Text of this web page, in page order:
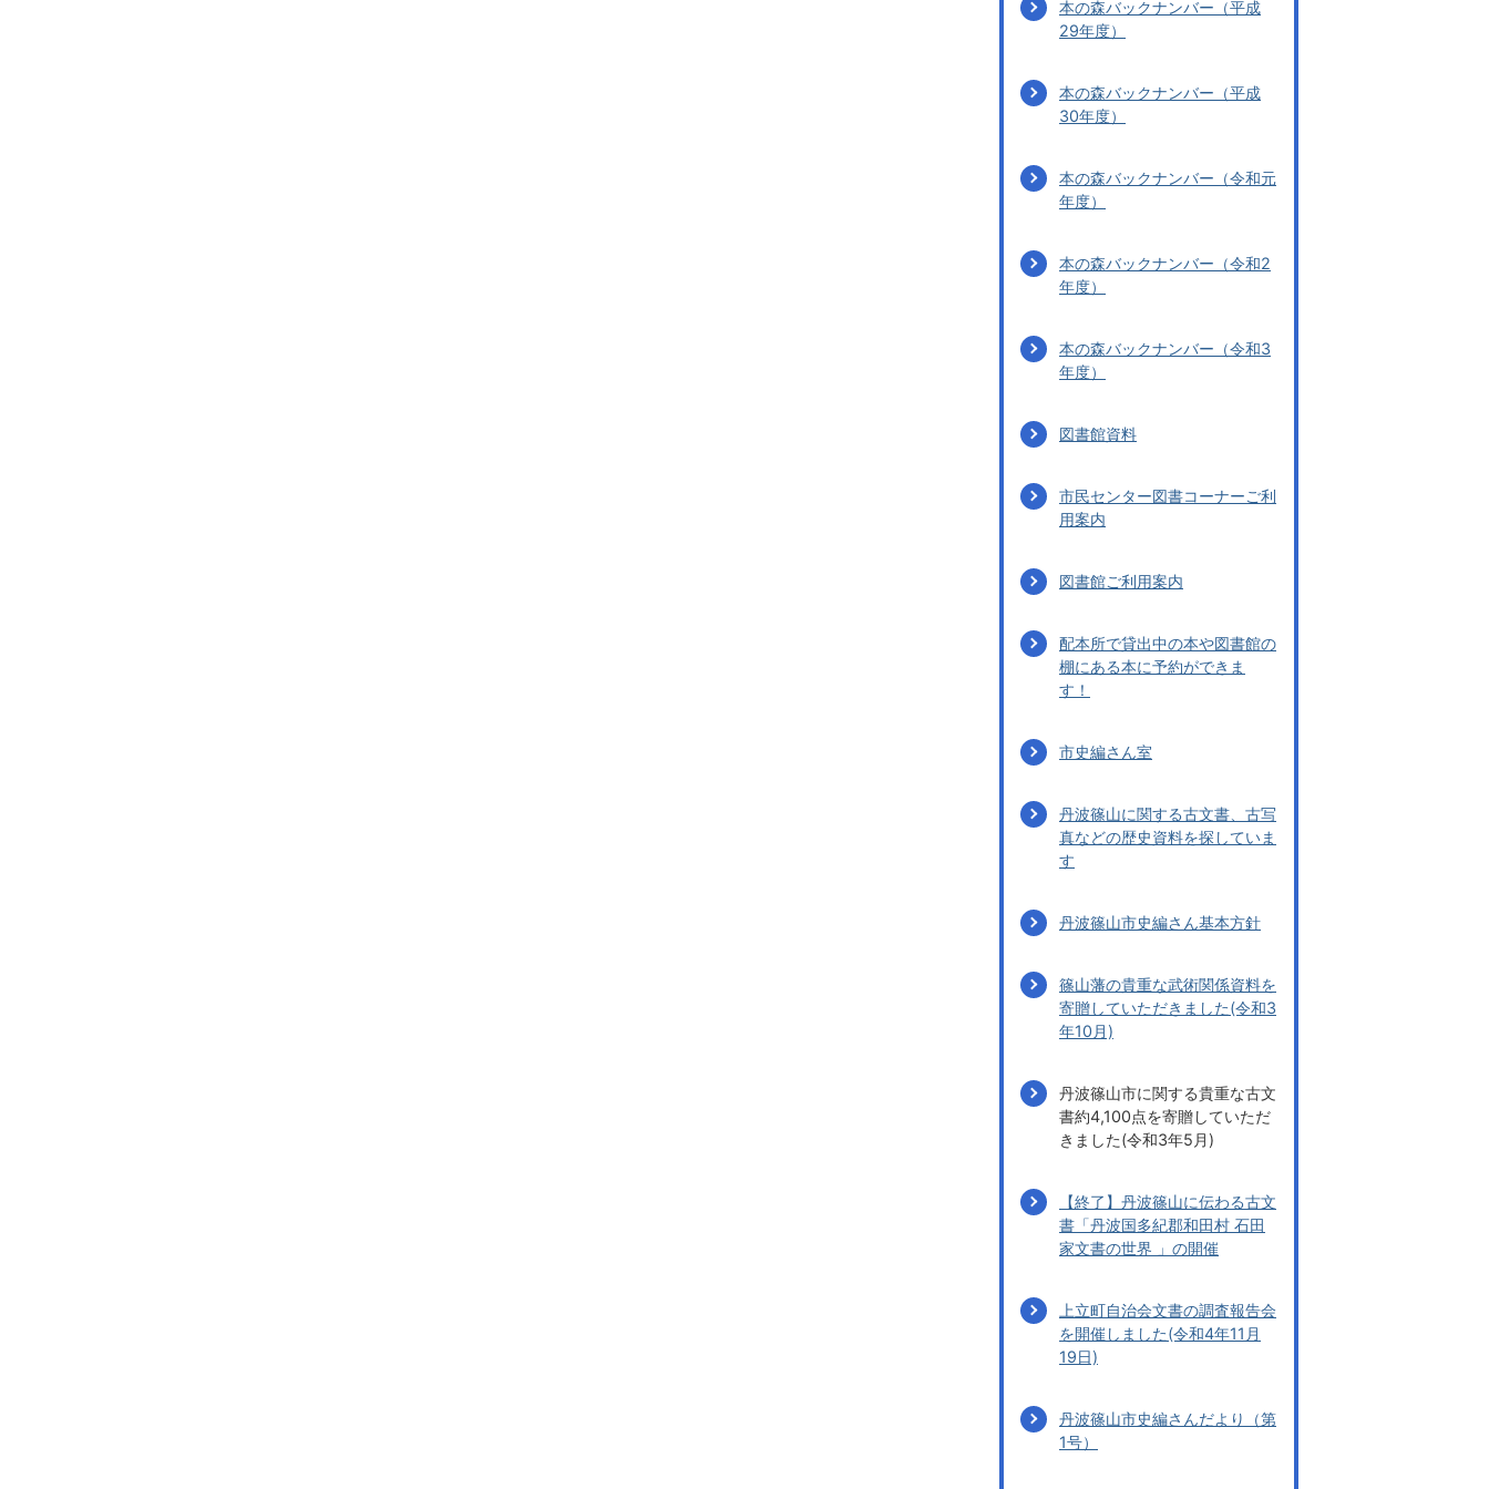
本の森バックナンバー（平成
29年度）
本の森バックナンバー（平成
30年度）
本の森バックナンバー（令和元
年度）
本の森バックナンバー（令和2
年度）
本の森バックナンバー（令和3
年度）
図書館資料
市民センター図書コーナーご利
用案内
図書館ご利用案内
配本所で貸出中の本や図書館の
棚にある本に予約ができま
す！
市史編さん室
丹波篠山に関する古文書、古写
真などの歴史資料を探していま
す
丹波篠山市史編さん基本方針
篠山藩の貴重な武術関係資料を
寄贈していただきました(令和3
年10月)
丹波篠山市に関する貴重な古文
書約4,100点を寄贈していただ
きました(令和3年5月)
【終了】丹波篠山に伝わる古文
書「丹波国多紀郡和田村 石田
家文書の世界 」の開催
上立町自治会文書の調査報告会
を開催しました(令和4年11月
19日)
丹波篠山市史編さんだより（第
1号）